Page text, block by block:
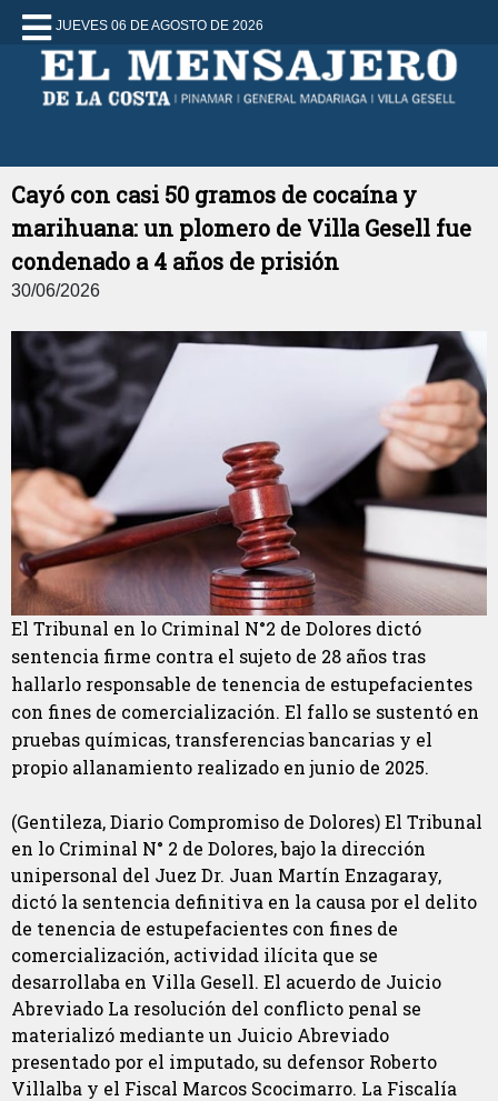
JUEVES 06 DE AGOSTO DE 2026
Cayó con casi 50 gramos de cocaína y
marihuana: un plomero de Villa Gesell fue
condenado a 4 años de prisión
30/06/2026
El Tribunal en lo Criminal N°2 de Dolores dictó
sentencia firme contra el sujeto de 28 años tras
hallarlo responsable de tenencia de estupefacientes
con fines de comercialización. El fallo se sustentó en
pruebas químicas, transferencias bancarias y el
propio allanamiento realizado en junio de 2025.
(Gentileza, Diario Compromiso de Dolores) El Tribunal
en lo Criminal N° 2 de Dolores, bajo la dirección
unipersonal del Juez Dr. Juan Martín Enzagaray,
dictó la sentencia definitiva en la causa por el delito
de tenencia de estupefacientes con fines de
comercialización, actividad ilícita que se
desarrollaba en Villa Gesell. El acuerdo de Juicio
Abreviado La resolución del conflicto penal se
materializó mediante un Juicio Abreviado
presentado por el imputado, su defensor Roberto
Villalba y el Fiscal Marcos Scocimarro. La Fiscalía